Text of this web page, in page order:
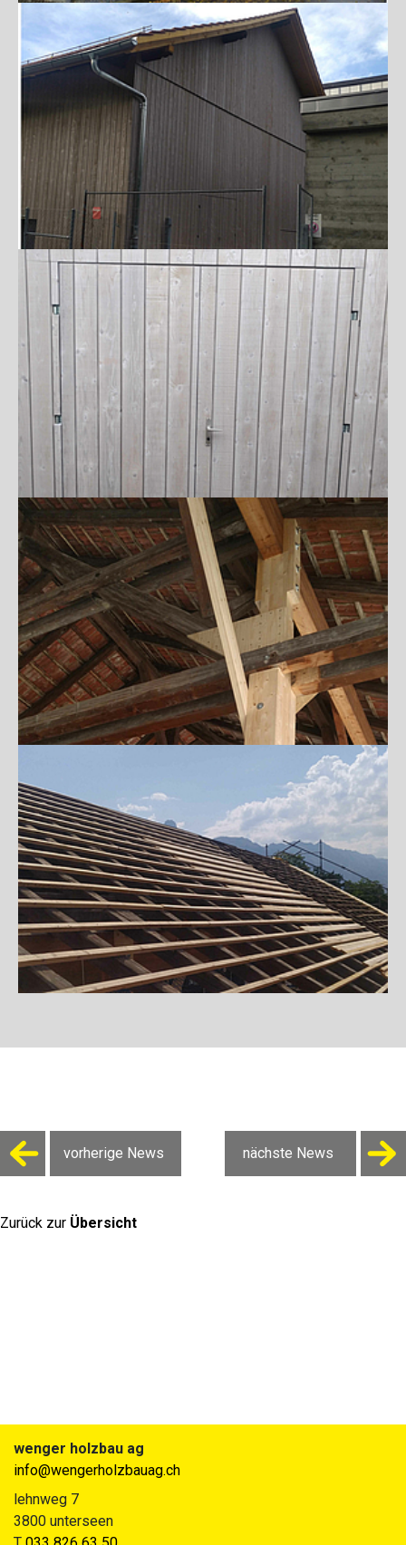
vorherige News nächste News
Zurück zur Übersicht
wenger holzbau ag
info@wengerholzbauag.ch
lehnweg 7
3800 unterseen